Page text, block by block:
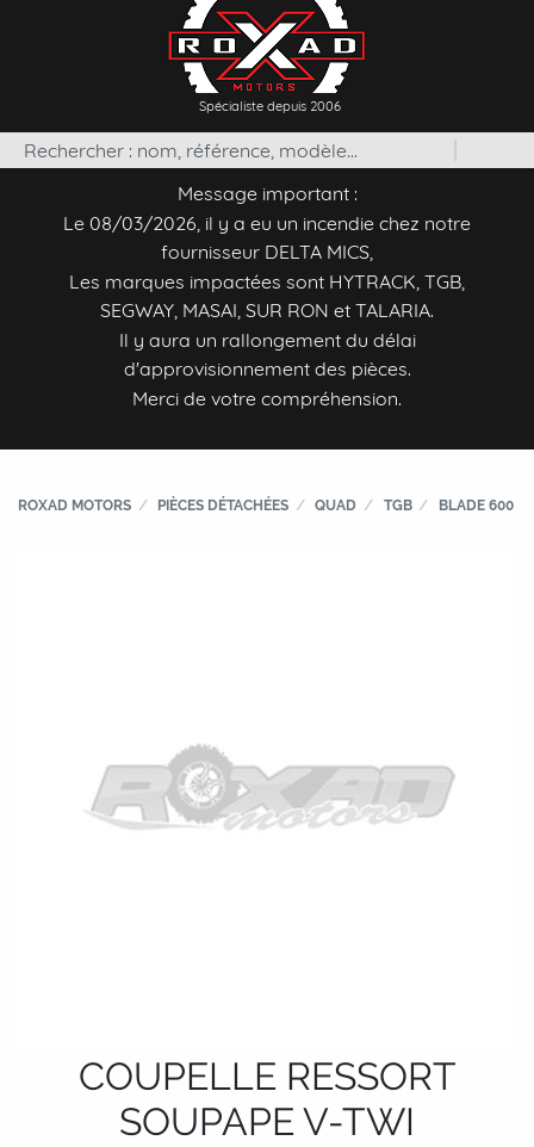
Spécialiste depuis 2006
Message important :
Le 08/03/2026, il y a eu un incendie chez notre
fournisseur DELTA MICS,
Les marques impactées sont HYTRACK, TGB,
SEGWAY, MASAI, SUR RON et TALARIA.
Il y aura un rallongement du délai
d'approvisionnement des pièces.
Merci de votre compréhension.
ROXAD MOTORS PIÈCES DÉTACHÉES QUAD TGB BLADE 600 LT
COUPELLE RESSORT
SOUPAPE V-TWI